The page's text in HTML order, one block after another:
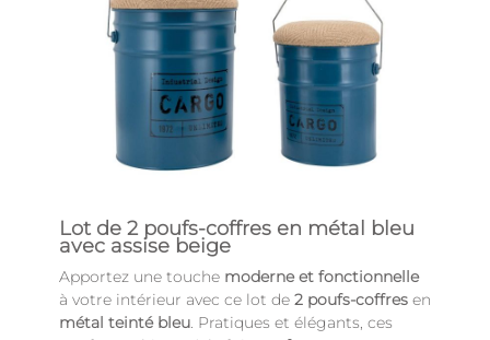
Lot de 2 poufs-coffres en métal bleu
avec assise beige
Apportez une touche moderne et fonctionnelle
à votre intérieur avec ce lot de 2 poufs-coffres en
métal teinté bleu. Pratiques et élégants, ces